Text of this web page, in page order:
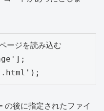
ージを読み込む
の後に指定されたファイ